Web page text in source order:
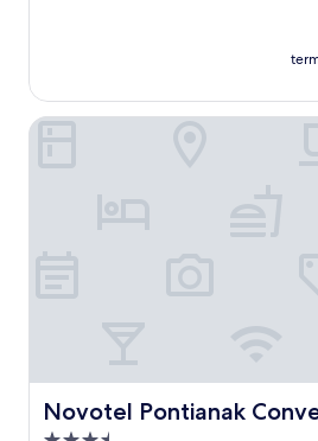
Novotel Pontianak
Novotel Pontianak Convention
Novotel Pontianak Convention